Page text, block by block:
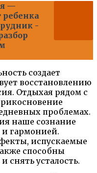
—
-
создает
восстановлению
Отдыхая рядом с
проблемах.
наше сознание
и гармонией.
испускаемые
способны
снять усталость.